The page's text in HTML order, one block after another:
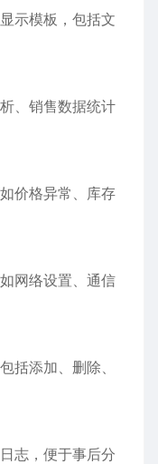
示模板，包括文
、销售数据统计
价格异常、库存
网络设置、通信
括添加、删除、
志，便于事后分